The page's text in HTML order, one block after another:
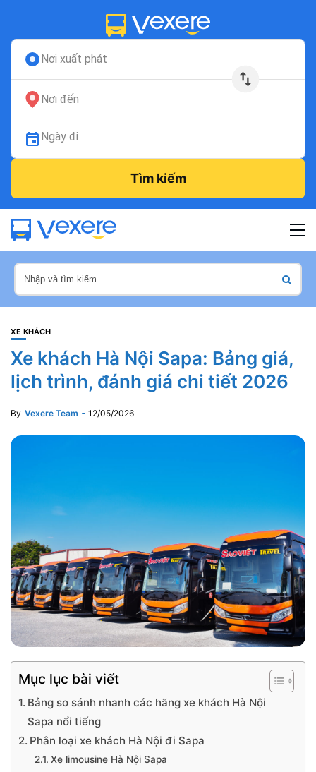
Nơi xuất phát
Nơi đến
Ngày đi
Tìm kiếm
XE KHÁCH
Xe khách Hà Nội Sapa: Bảng giá,
lịch trình, đánh giá chi tiết 2026
By Vexere Team 12/05/2026
Mục lục bài viết
Bảng so sánh nhanh các hãng xe khách Hà Nội
Sapa nổi tiếng
Phân loại xe khách Hà Nội đi Sapa
Xe limousine Hà Nội Sapa